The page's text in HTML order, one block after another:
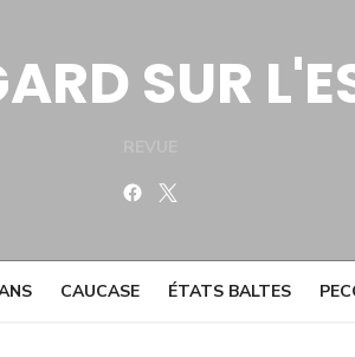
SUR
Facebook
CAUCASE ÉTATS BALTES